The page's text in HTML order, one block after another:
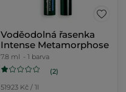
Voděodolná řasenka
Intense Metamorphose
7.8 ml - 1 barva
(2)
51923 Kč / 1l